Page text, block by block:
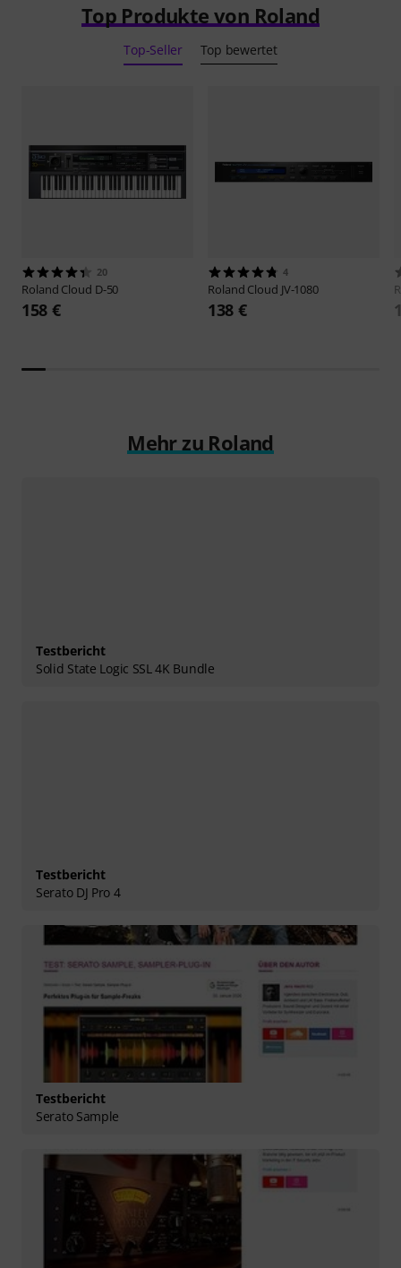
Top Produkte von Roland
Top-Seller Top bewertet
20
Roland Cloud D-50
158 €
4
Roland Cloud JV-1080
138 €
Mehr zu Roland
Testbericht
Solid State Logic SSL 4K Bundle
Testbericht
Serato DJ Pro 4
Testbericht
Serato Sample